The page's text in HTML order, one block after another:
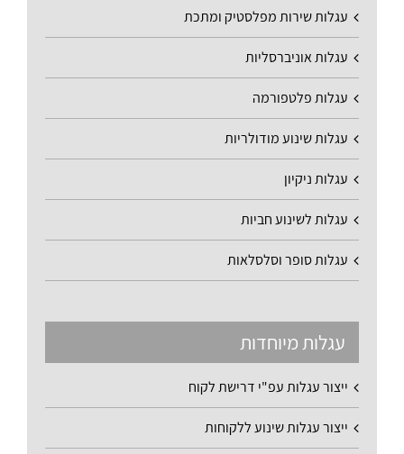
עגלות שירות מפלסטיק ומתכת
עגלות אוניברסליות
עגלות פלטפורמה
עגלות שינוע מודולריות
עגלות ניקיון
עגלות לשינוע חביות
עגלות סופר וסלסלאות
עגלות מיוחדות
ייצור עגלות עפ"י דרישת לקוח
ייצור עגלות שינוע ללקוחות